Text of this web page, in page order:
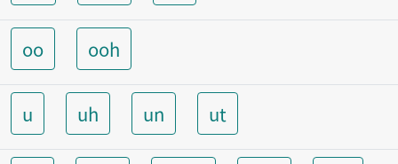
oo ooh
u uh un ut